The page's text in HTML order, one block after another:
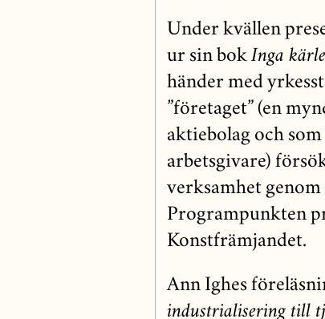
Under kvällen
ur sin bok Inga
händer med
”företaget” (en
aktiebolag och
arbetsgivare)
verksamhet
Programpunkten
Konstfrämjandet.
Ann Ighes
industrialisering till